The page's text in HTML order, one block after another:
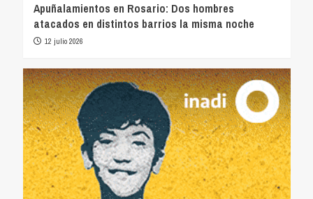
Apuñalamientos en Rosario: Dos hombres
atacados en distintos barrios la misma noche
12 julio 2026